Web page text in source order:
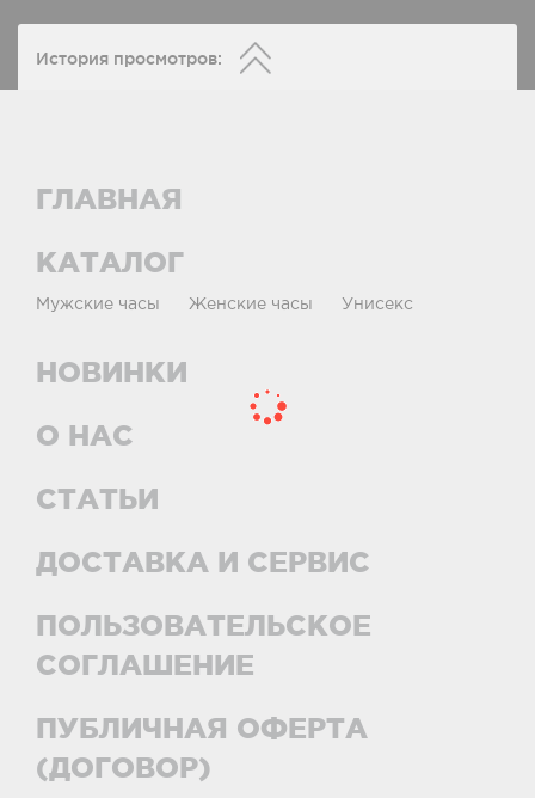
История просмотров:
ГЛАВНАЯ
КАТАЛОГ
Мужские часы Женские часы Унисекс
НОВИНКИ
О НАС
СТАТЬИ
ДОСТАВКА И СЕРВИС
ПОЛЬЗОВАТЕЛЬСКОЕ
СОГЛАШЕНИЕ
ПУБЛИЧНАЯ ОФЕРТА
(ДОГОВОР)